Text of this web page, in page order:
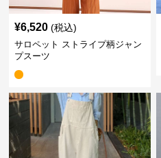
¥6,520 (税込)
サロペット ストライプ柄ジャン
プスーツ